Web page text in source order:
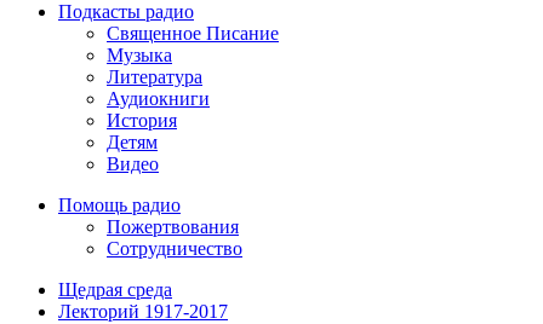
Подкасты радио
Священное Писание
Музыка
Литература
Аудиокниги
История
Детям
Видео
Помощь радио
Пожертвования
Сотрудничество
Щедрая среда
Лекторий 1917-2017